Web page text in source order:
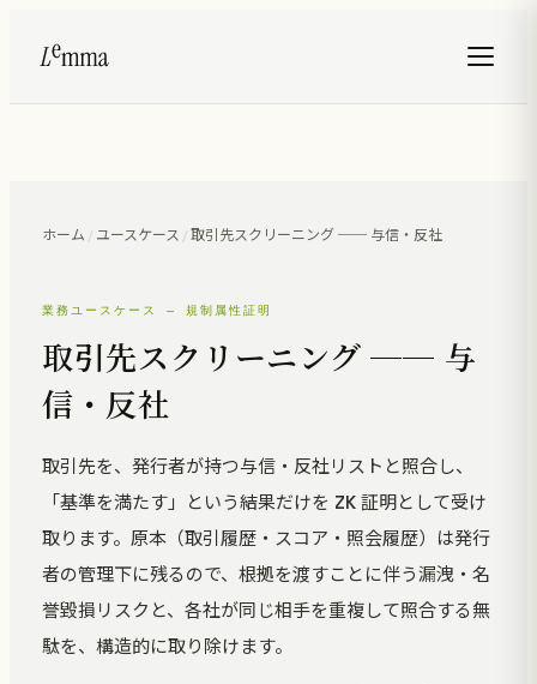
ホーム / ユースケース /取引先スクリーニング ── 与信・反社
業務ユースケース — 規制属性証明
取引先スクリーニング ── 与
信・反社
取引先を、発行者が持つ与信・反社リストと照合し、
「基準を満たす」という結果だけを ZK 証明として受け
取ります。原本（取引履歴・スコア・照会履歴）は発行
者の管理下に残るので、根拠を渡すことに伴う漏洩・名
誉毀損リスクと、各社が同じ相手を重複して照合する無
駄を、構造的に取り除けます。